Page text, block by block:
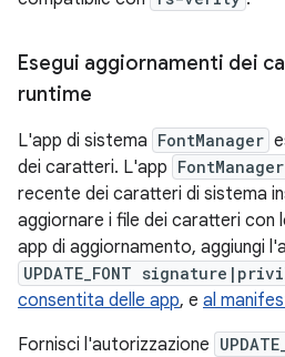
Esegui aggiornamenti dei
runtime
L'app di sistema FontManager
dei caratteri. L'app FontManager
recente dei caratteri di sistema
aggiornare i file dei caratteri con
app di aggiornamento, aggiungi
UPDATE_FONT
consentita delle app, e al
Fornisci l'autorizzazione